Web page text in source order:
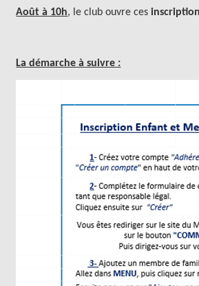
Août à 10h, le club ouvre ces
La démarche à suivre :